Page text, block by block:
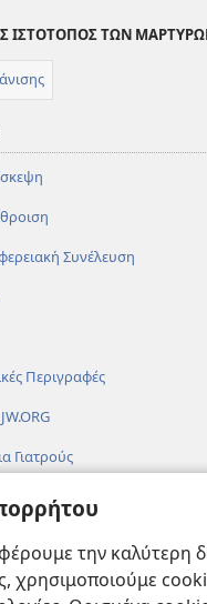
την καλύτερη
χρησιμοποιούμε
ΙΣΤΟΤΟΠΟΣ ΤΩΝ
Συνέλευση
Περιγραφές
Γιατρούς
Επίσημους Φορείς και ΜΜΕ